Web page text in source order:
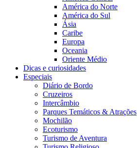
América do Norte
América do Sul
Ásia
Caribe
Europa
Oceania
Oriente Médio
Dicas e curiosidades
Especiais
Diário de Bordo
Cruzeiros
Intercâmbio
Parques Temáticos & Atrações
Mochilão
Ecoturismo
Turismo de Aventura